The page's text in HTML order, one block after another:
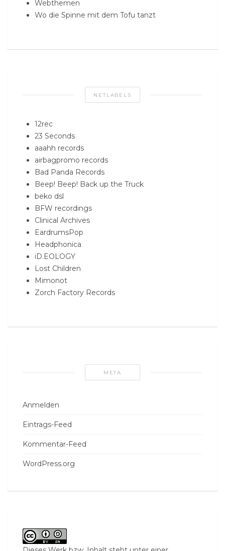
Webthemen
Wo die Spinne mit dem Tofu tanzt
NETLABELS
12rec
23 Seconds
aaahh records
airbagpromo records
Bad Panda Records
Beep! Beep! Back up the Truck
beko dsl
BFW recordings
Clinical Archives
EardrumsPop
Headphonica
iD.EOLOGY
Lost Children
Mimonot
Zorch Factory Records
META
Anmelden
Eintrags-Feed
Kommentar-Feed
WordPress.org